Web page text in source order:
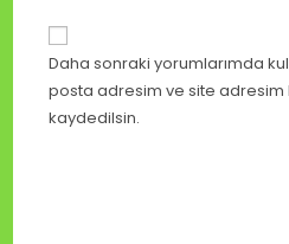
Daha sonraki yorumlarımda
posta adresim ve site adresim
kaydedilsin.